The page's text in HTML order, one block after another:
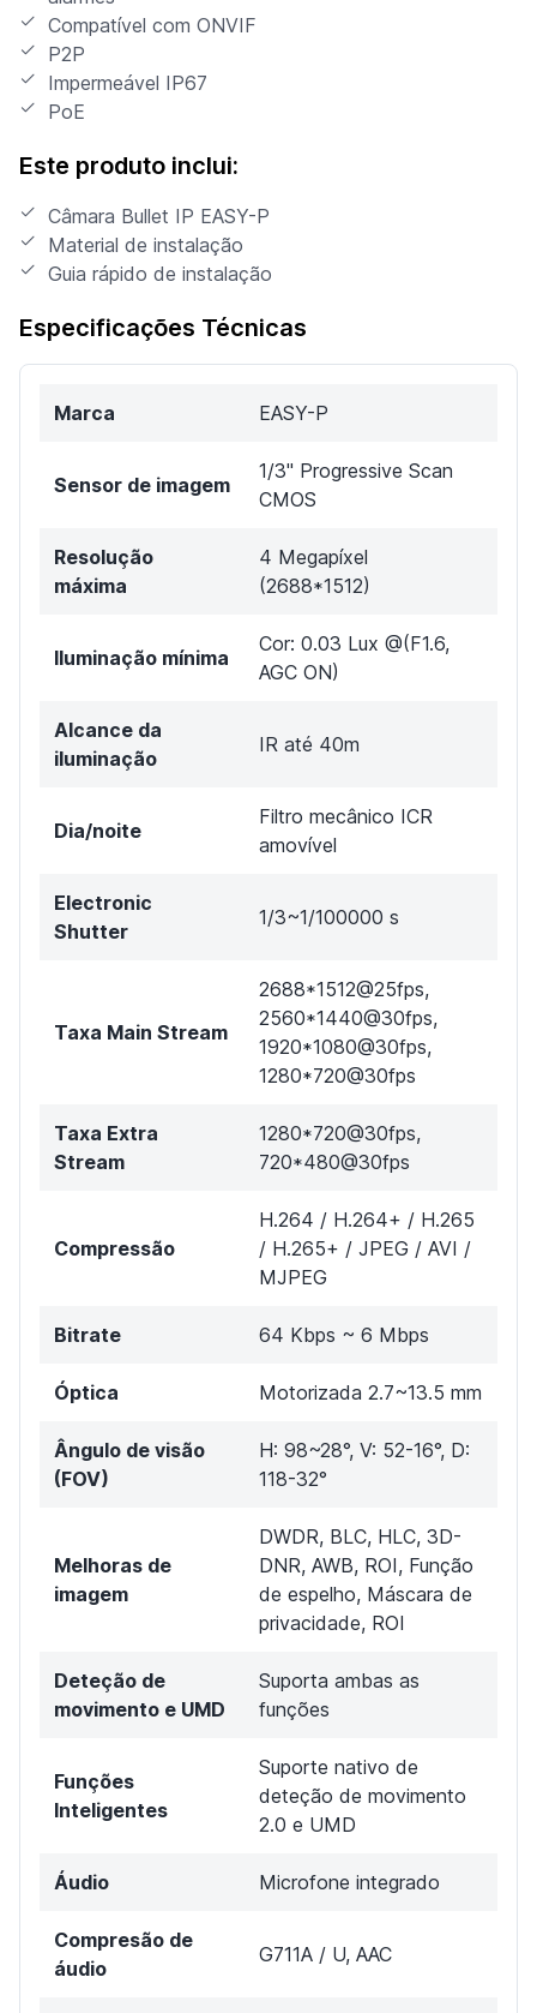
Compatível com ONVIF
P2P
Impermeável IP67
PoE
Este produto inclui:
Câmara Bullet IP EASY-P
Material de instalação
Guia rápido de instalação
Especificações Técnicas
Marca EASY-P
Sensor de imagem
1/3" Progressive Scan
CMOS
Resolução
máxima
4 Megapíxel
(2688*1512)
Iluminação mínima
Cor: 0.03 Lux @(F1.6,
AGC ON)
Alcance da
iluminação
IR até 40m
Dia/noite
Filtro mecânico ICR
amovível
Electronic
Shutter
1/3~1/100000 s
Taxa Main Stream
2688*1512@25fps,
2560*1440@30fps,
1920*1080@30fps,
1280*720@30fps
Taxa Extra
Stream
1280*720@30fps,
720*480@30fps
Compressão
H.264 / H.264+ / H.265
/ H.265+ / JPEG / AVI /
MJPEG
Bitrate 64 Kbps ~ 6 Mbps
Óptica Motorizada 2.7~13.5 mm
Ângulo de visão
(FOV)
H: 98~28°, V: 52-16°, D:
118-32°
Melhoras de
imagem
DWDR, BLC, HLC, 3D-
DNR, AWB, ROI, Função
de espelho, Máscara de
privacidade, ROI
Deteção de
movimento e UMD
Suporta ambas as
funções
Funções
Inteligentes
Suporte nativo de
deteção de movimento
2.0 e UMD
Áudio Microfone integrado
Compresão de
áudio
G711A / U, AAC